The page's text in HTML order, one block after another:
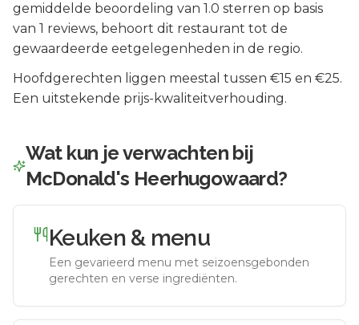
gemiddelde beoordeling van 1.0 sterren op basis
van 1 reviews, behoort dit restaurant tot de
gewaardeerde eetgelegenheden in de regio.
Hoofdgerechten liggen meestal tussen €15 en €25.
Een uitstekende prijs-kwaliteitverhouding.
Wat kun je verwachten bij
McDonald's Heerhugowaard?
Keuken & menu
Een gevarieerd menu met seizoensgebonden
gerechten en verse ingrediënten.